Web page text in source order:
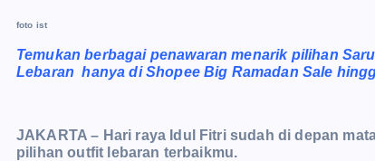
foto ist
Temukan berbagai penawaran menarik pilihan
Lebaran hanya di Shopee Big Ramadan Sale
JAKARTA – Hari raya Idul Fitri sudah di depan
pilihan outfit lebaran terbaikmu.